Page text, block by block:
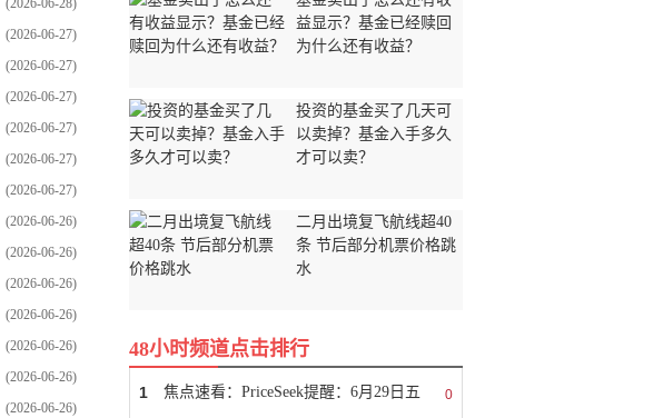
(2026-06-28)
(2026-06-27)
(2026-06-27)
(2026-06-27)
(2026-06-27)
(2026-06-27)
(2026-06-27)
(2026-06-26)
(2026-06-26)
(2026-06-26)
(2026-06-26)
(2026-06-26)
(2026-06-26)
(2026-06-26)
益显示？基金已经赎回
为什么还有收益？
投资的基金买了几天可
以卖掉？基金入手多久
才可以卖？
二月出境复飞航线超40
条 节后部分机票价格跳
水
48小时频道点击排行
0
1 焦点速看：PriceSeek提醒：6月29日五